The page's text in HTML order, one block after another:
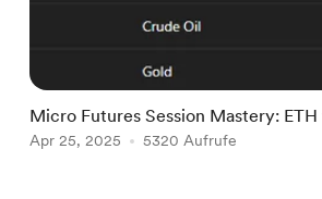
Micro Futures Session Mastery: ETH
& Prop Traders
Apr 25, 2025 5320 Aufrufe